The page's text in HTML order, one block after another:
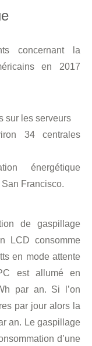
concernant la
en 2017
sur les serveurs
34 centrales
énergétique
Francisco.
de gaspillage
LCD consomme
en mode attente
est allumé en
par an. Si l’on
par jour alors la
an. Le gaspillage
d’une